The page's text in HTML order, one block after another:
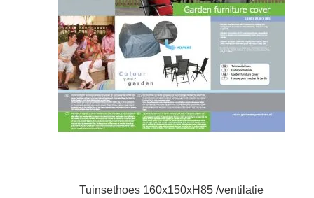
Tuinsethoes 160x150xH85 /ventilatie